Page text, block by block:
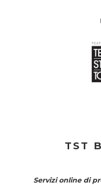
TST
Servizi online di